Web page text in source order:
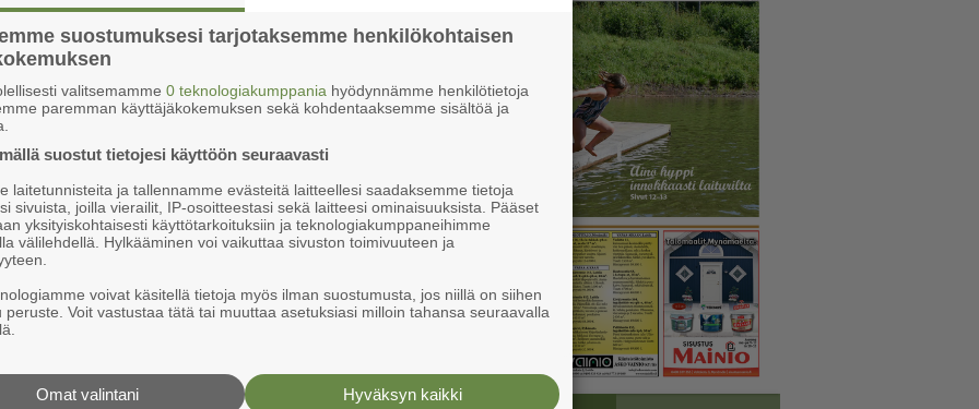
maastossa
suostumuksesi tarjotaksemme henkilökohtaisen
valitsemamme 0 teknologiakumppania hyödynnämme henkilötietoja
paremman käyttäjäkokemuksen sekä kohdentaaksemme sisältöä ja
suostut tietojesi käyttöön seuraavasti
laitetunnisteita ja tallennamme evästeitä laitteellesi saadaksemme tietoja
sivuista, joilla vierailit, IP-osoitteestasi sekä laitteesi ominaisuuksista. Pääset
yksityiskohtaisesti käyttötarkoituksiin ja teknologiakumppaneihimme
välilehdellä. Hylkääminen voi vaikuttaa sivuston toimivuuteen ja
voivat käsitellä tietoja myös ilman suostumusta, jos niillä on siihen
peruste. Voit vastustaa tätä tai muuttaa asetuksiasi milloin tahansa seuraavalla
Hyväksyn kaikki
Omat valintani